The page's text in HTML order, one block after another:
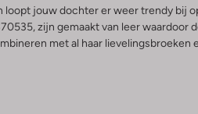
loopt jouw dochter er weer trendy bij
zijn gemaakt van leer waardoor
met al haar lievelingsbroeken